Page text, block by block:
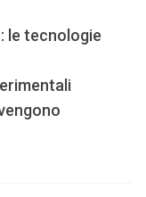
le tecnologie